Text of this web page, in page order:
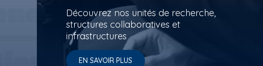
Découvrez nos unités de recherche,
structures collaboratives et
infrastructures
EN SAVOIR PLUS